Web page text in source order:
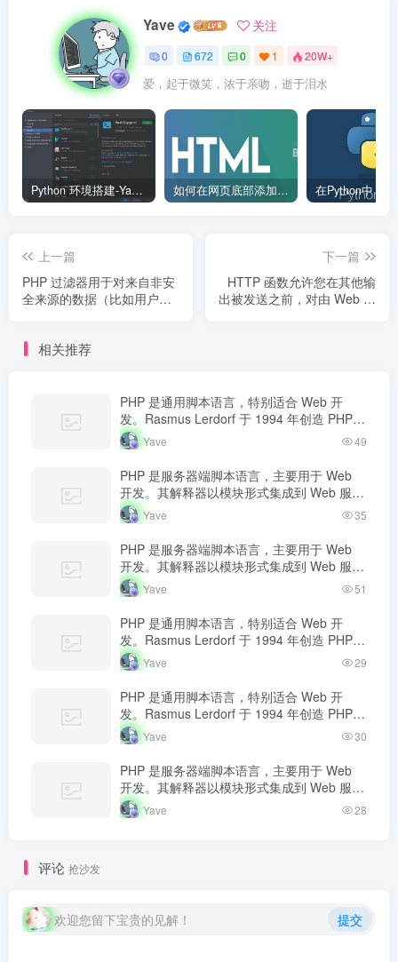
Yave 关注
0 672 0 1 20W+
爱，起于微笑，浓于亲吻，逝于泪水
Python 环境搭建-Yave520-专业开发者社区 如何在网页底部添加版权信息？
上一篇
PHP 过滤器用于对来自非安
全来源的数据（比如用户输
下一篇
HTTP 函数允许您在其他输
出被发送之前，对由 Web 服
相关推荐
PHP 是通用脚本语言，特别适合 Web 开
发。Rasmus Lerdorf 于 1994 年创造 PHP，
最初用于追踪个人简历访问量。如今 PHP 驱
动…
Yave 49
PHP 是服务器端脚本语言，主要用于 Web
开发。其解释器以模块形式集成到 Web 服务
器中，当收到请求时执行 PHP 代码，生成动
态内容返回给客户端。
Yave 35
PHP 是服务器端脚本语言，主要用于 Web
开发。其解释器以模块形式集成到 Web 服务
器中，当收到请求时执行 PHP 代码，生成动
态内容返回给客户端。
Yave 51
PHP 是通用脚本语言，特别适合 Web 开
发。Rasmus Lerdorf 于 1994 年创造 PHP，
最初用于追踪个人简历访问量。如今 PHP 驱
动…
Yave 29
PHP 是通用脚本语言，特别适合 Web 开
发。Rasmus Lerdorf 于 1994 年创造 PHP，
最初用于追踪个人简历访问量。如今 PHP 驱
动…
Yave 30
PHP 是服务器端脚本语言，主要用于 Web
开发。其解释器以模块形式集成到 Web 服务
器中，当收到请求时执行 PHP 代码，生成动
态内容返回给客户端。
Yave 28
评论 抢沙发
欢迎您留下宝贵的见解！ 提交